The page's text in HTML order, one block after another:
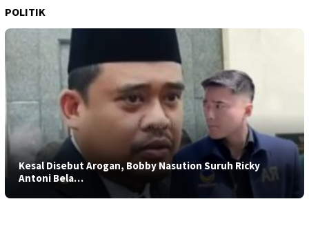
POLITIK
Kesal Disebut Arogan, Bobby Nasution Suruh Ricky
Antoni Bela…